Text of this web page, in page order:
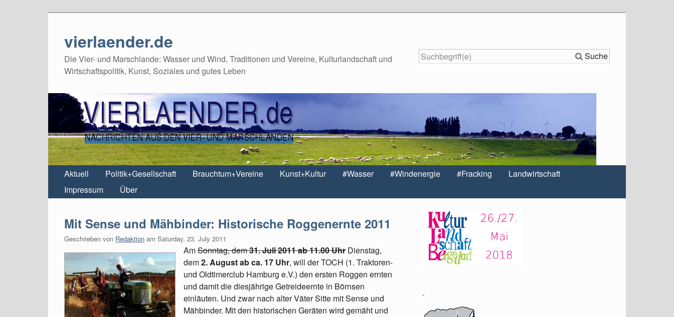
vierlaender.de
Die Vier- und Marschlande: Wasser und Wind, Traditionen und Vereine, Kulturlandschaft und
Wirtschaftspolitik, Kunst, Soziales und gutes Leben
Suche
Aktuell Politik+Gesellschaft Brauchtum+Vereine Kunst+Kultur #Wasser #Windenergie #Fracking
Landwirtschaft
Impressum
Über
Mit Sense und Mähbinder: Historische Roggenernte 2011
Geschrieben von Redaktion am Saturday, 23. July 2011
AmSonntag, dem31. Juli 2011 ab 11.00 Uhr Dienstag,
dem2. August ab ca. 17 Uhr, will der TOCH (1. Traktoren-
und Oldtimerclub Hamburg e.V.) den ersten Roggen ernten
und damit die diesjährige Getreideernte in Börnsen
einläuten. Und zwar nach alter Väter Sitte mit Sense und
Mähbinder. Mit den historischen Geräten wird gemäht und